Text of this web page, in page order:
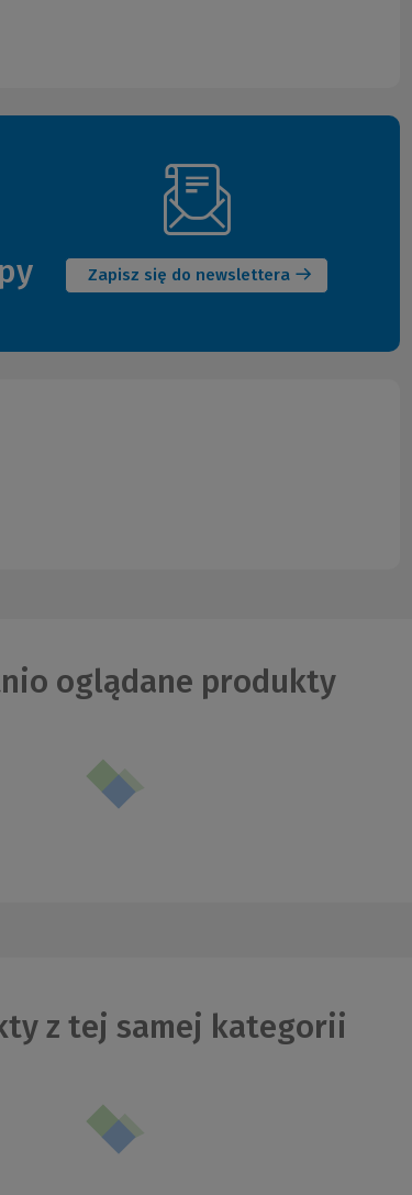
Zapisz się do newslettera
okno)
oglądane produkty
z tej samej kategorii